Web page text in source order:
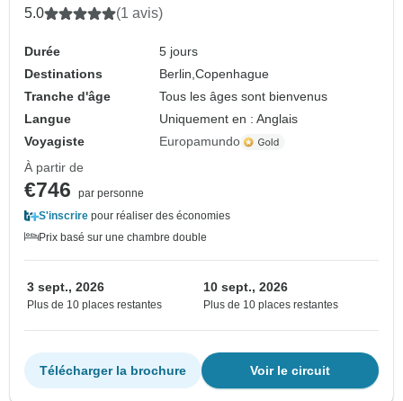
5.0 (1 avis)
Durée
5 jours
Destinations
Berlin,Copenhague
Tranche d'âge
Tous les âges sont bienvenus
Langue
Uniquement en : Anglais
Voyagiste
Europamundo
À partir de
€746
par personne
S'inscrire pour réaliser des économies
Prix basé sur une chambre double
3 sept., 2026
Plus de 10 places restantes
10 sept., 2026
Plus de 10 places restantes
Voir le circuit
Télécharger la brochure